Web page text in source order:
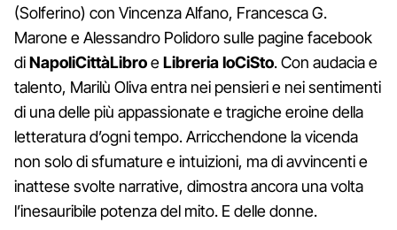
(Solferino) con Vincenza Alfano, Francesca G.
Marone e Alessandro Polidoro sulle pagine facebook
diNapoliCittàLibroeLibreria IoCiSto. Con audacia e
talento, Marilù Oliva entra nei pensieri e nei sentimenti
di una delle più appassionate e tragiche eroine della
letteratura d’ogni tempo. Arricchendone la vicenda
non solo di sfumature e intuizioni, ma di avvincenti e
inattese svolte narrative, dimostra ancora una volta
l’inesauribile potenza del mito. E delle donne.